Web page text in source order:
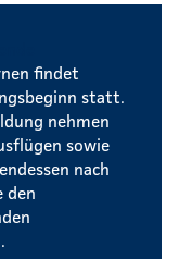
findet
statt.
nehmen
sowie
nach
den